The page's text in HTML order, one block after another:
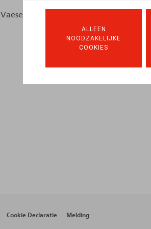
ALLEEN
NOODZAKELIJKE
COOKIES
Vaesen, J., HR.square, novembre –
Cookie Declaratie Melding